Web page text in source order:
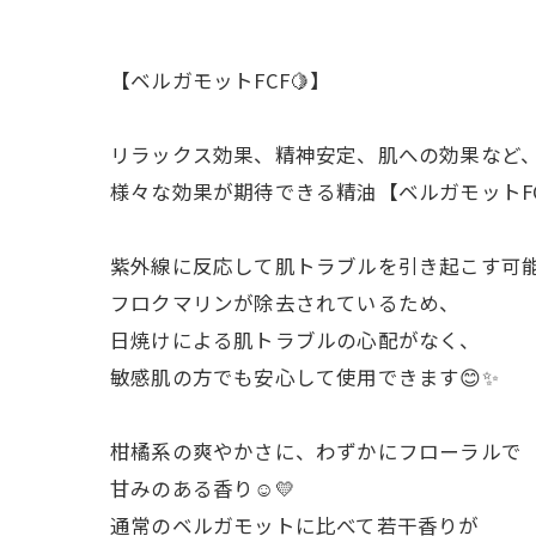
【ベルガモットFCF🍋】
リラックス効果、精神安定、肌への効果など、
様々な効果が期待できる精油【ベルガモット
紫外線に反応して肌トラブルを引き起こす可
フロクマリンが除去されているため、
日焼けによる肌トラブルの心配がなく、
敏感肌の方でも安心して使用できます😊✨
柑橘系の爽やかさに、わずかにフローラルで
甘みのある香り☺️💛
通常のベルガモットに比べて若干香りが